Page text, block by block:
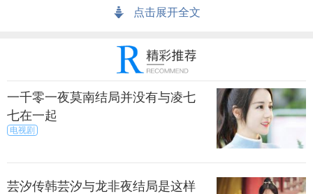
就是因为关宏峰的签名，关宏宇看了签名之后，不知
道怎么回答，只好说“这么严重的问题，没让检察院给
带走已经够给面子了，解除职务是正确的。”
下一页
来源：问剧 秀目网 /娱乐 /电视剧
点击展开全文
一千零一夜莫南结局并没有与凌七
七在一起
电视剧
芸汐传韩芸汐与龙非夜结局是这样